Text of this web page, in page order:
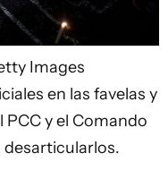
Images
en las favelas y
y el Comando
desarticularlos.